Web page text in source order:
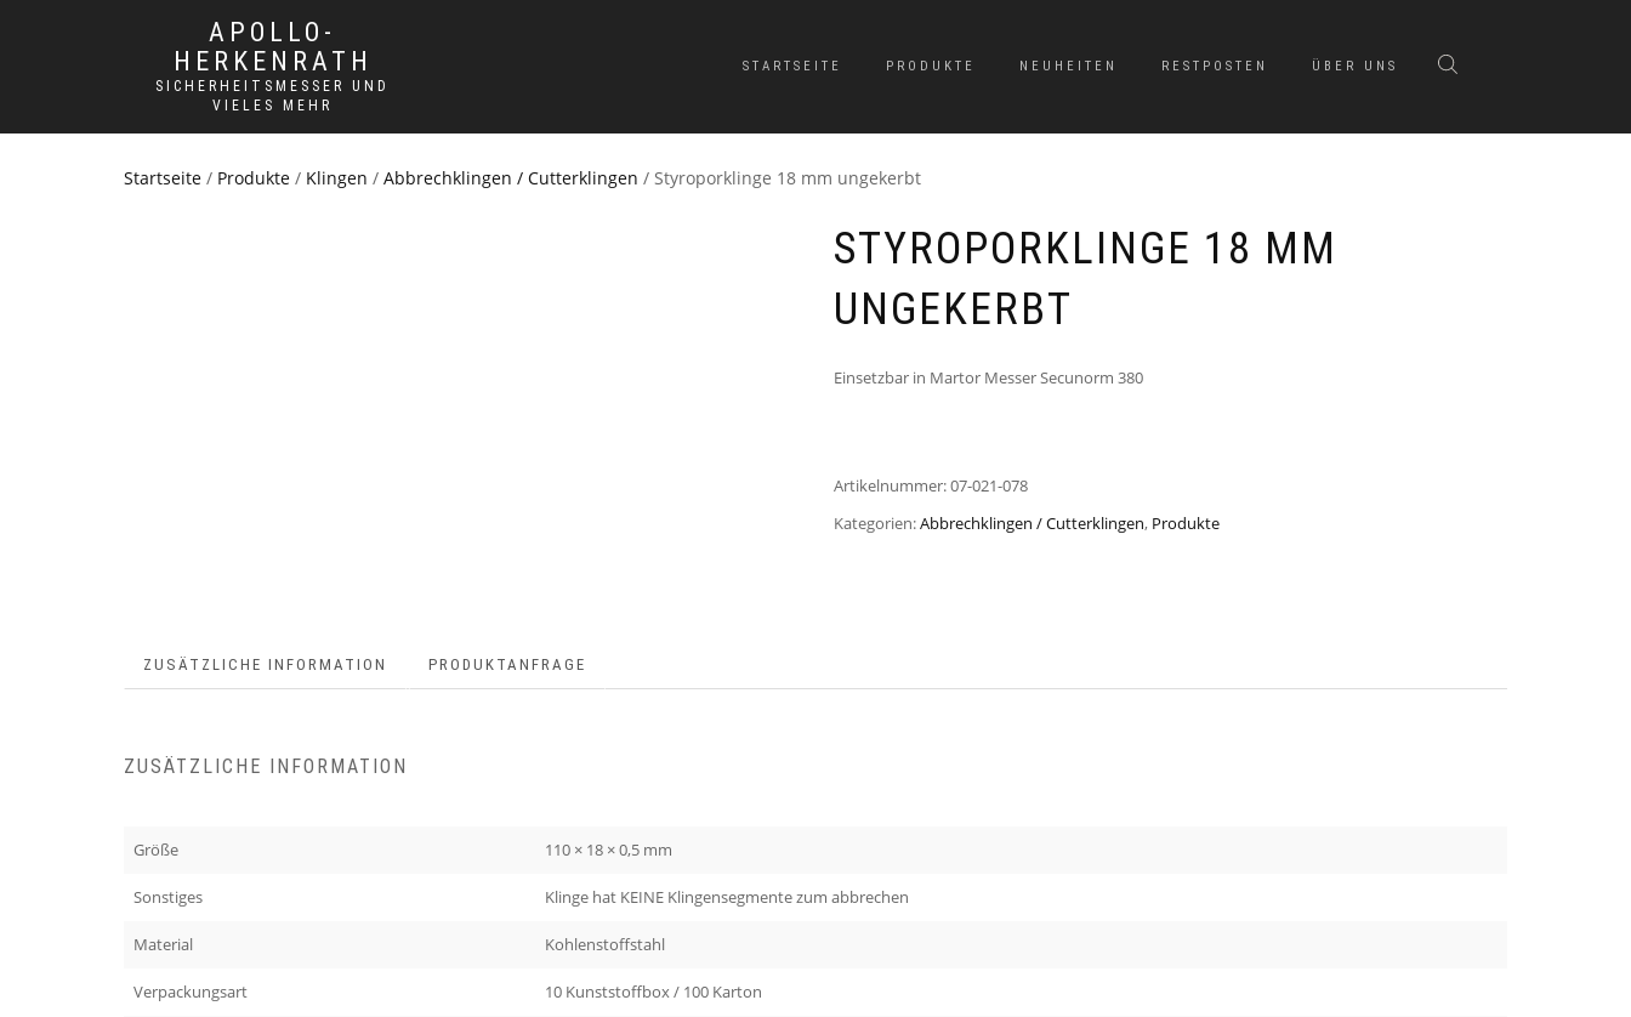
APOLLO-
HERKENRATH
SICHERHEITSMESSER UND
VIELES MEHR
STARTSEITE PRODUKTE NEUHEITEN RESTPOSTEN ÜBER UNS
Startseite / Produkte / Klingen / Abbrechklingen / Cutterklingen / Styroporklinge 18 mm ungekerbt
STYROPORKLINGE 18 MM
UNGEKERBT
Einsetzbar in Martor Messer Secunorm 380
Artikelnummer:07-021-078
Kategorien:Abbrechklingen / Cutterklingen, Produkte
ZUSÄTZLICHE INFORMATION PRODUKTANFRAGE
ZUSÄTZLICHE INFORMATION
Größe 110 × 18 × 0,5 mm
Sonstiges Klinge hat KEINE Klingensegmente zum abbrechen
Material Kohlenstoffstahl
Verpackungsart 10 Kunststoffbox / 100 Karton